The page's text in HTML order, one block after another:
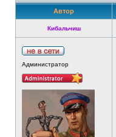
Автор
Кибальчиш
Администратор